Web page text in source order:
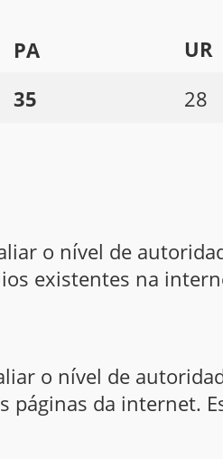
PA UR
35 28
o nível de
existentes na
o nível de
páginas da internet.